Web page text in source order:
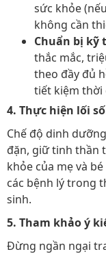
sức khỏe
không cần
Chuẩn bị kỹ
thắc mắc,
theo đầy đủ
tiết kiệm thời
4. Thực hiện lối
Chế độ dinh
đặn, giữ tinh thần
khỏe của mẹ và
các bệnh lý trong
sinh.
5. Tham khảo ý
Đừng ngần ngại